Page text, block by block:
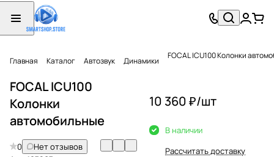
Главная Каталог Автозвук Динамики FOCAL ICU100 Колонки
FOCAL ICU100
Колонки
автомобильные
0
Нет отзывов
10 360 ₽/шт
В наличии
Рассчитать доставку